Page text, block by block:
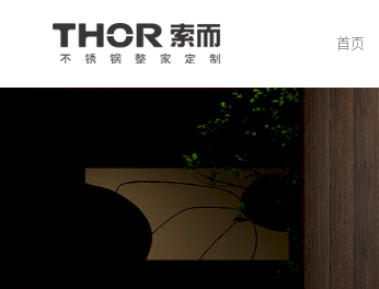
首页